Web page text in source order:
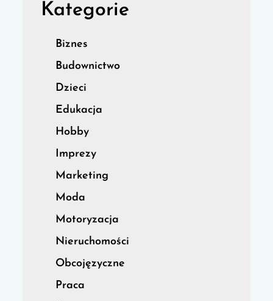
Kategorie
Biznes
Budownictwo
Dzieci
Edukacja
Hobby
Imprezy
Marketing
Moda
Motoryzacja
Nieruchomości
Obcojęzyczne
Praca